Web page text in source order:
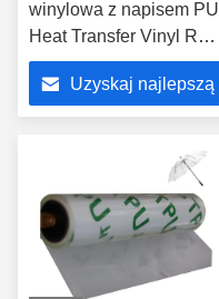
winylowa z napisem PU
Heat Transfer Vinyl Roll
do tkaniny
Uzyskaj najlepszą